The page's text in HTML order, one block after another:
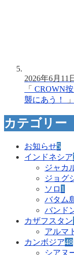
2026年6月11
「 CROWN
襲にあう！
カテゴリー
お知らせ5
インドネシア
ジャカ
ジョグ
ソロ 1
バタム
バンド
カザフスタン
アルマ
カンボジア48
シアヌ